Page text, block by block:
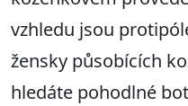
vzhledu jsou
žensky působících
hledáte pohodlné